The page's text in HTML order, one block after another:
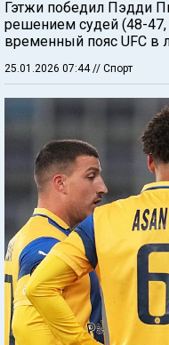
Гэтжи победил Пэдди
решением судей (48-
временный пояс UFC в
25.01.2026 07:44// Спорт